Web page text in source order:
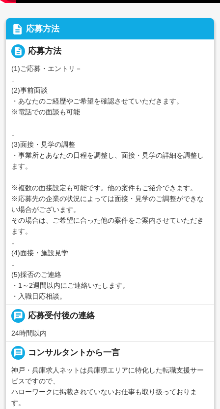
description 応募方法
description 応募方法
(1)ご応募・エントリ－
↓
(2)事前面談
・あなたのご経歴やご希望を確認させていただきます。
※電話での面談も可能
↓
(3)面接・見学の調整
・事業所とあなたの日程を調整し、面接・見学の詳細を調整し
ます。
※複数の面接設定も可能です。他の案件もご紹介できます。
※応募先の企業の状況によっては面接・見学のご調整ができな
い場合がございます。
その場合は、ご希望に合った他の案件をご案内させていただき
ます。
↓
(4)面接・施設見学
↓
(5)採否のご連絡
・1～2週間以内にご連絡いたします。
・入職日応相談。
chat 応募受付後の連絡
24時間以内
message コンサルタントから一言
神戸・兵庫求人ネットは兵庫県エリアに特化した転職支援サー
ビスですので、
ハローワークに掲載されていないお仕事も取り扱っておりま
す。